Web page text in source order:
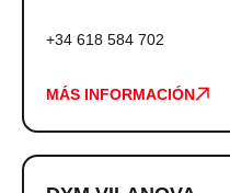
+34 618 584 702
MÁS INFORMACIÓN